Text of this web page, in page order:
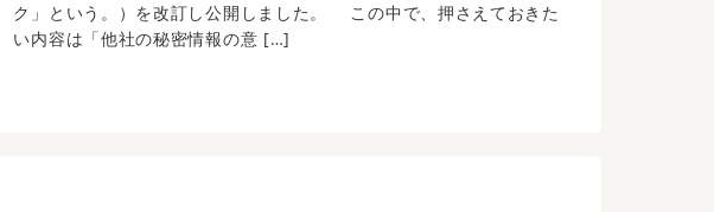
ク」という。）を改訂し公開しました。 この中で、押さえておきた
い内容は「他社の秘密情報の意 […]